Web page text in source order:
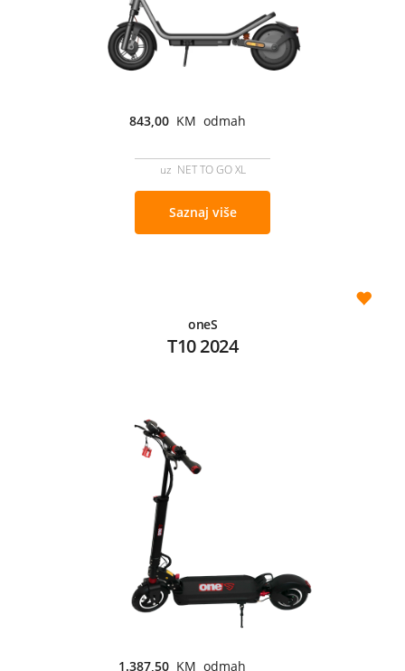
843,00 KM odmah
uz NET TO GO XL
Saznaj više
oneS
T10 2024
1.387,50 KM odmah